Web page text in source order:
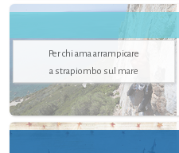
Per chi ama arrampicare
a strapiombo sul mare